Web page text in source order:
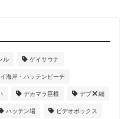
ル ゲイサウナ
海岸・ハッテンビーチ
デカマラ巨根 デブ 細
ハッテン場 ビデオボックス